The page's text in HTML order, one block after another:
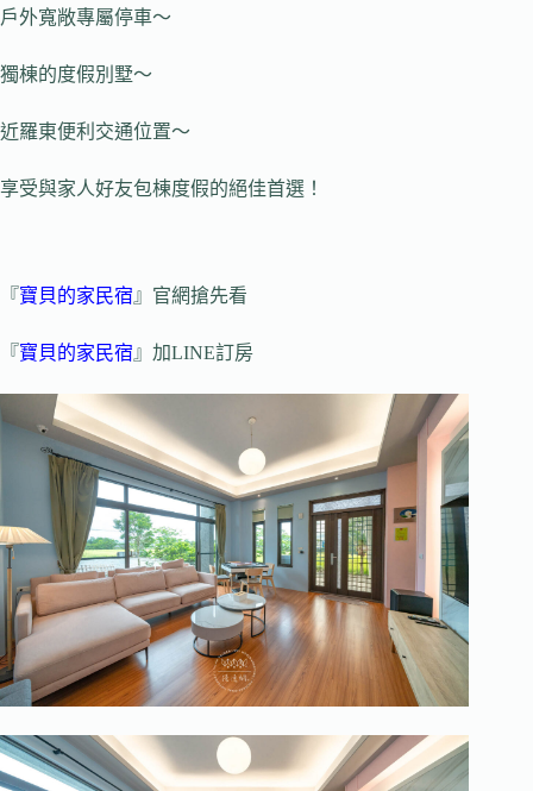
戶外寬敞專屬停車～
獨棟的度假別墅～
近羅東便利交通位置～
享受與家人好友包棟度假的絕佳首選！
『 寶貝的家民宿』官網搶先看
『 寶貝的家民宿』加LINE訂房